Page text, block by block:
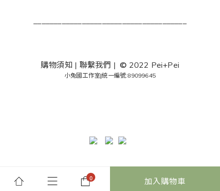
加入購物車
購物須知 | 聯繫我們 |© 2022 Pei+Pei
小兔國工作室|統一編號:89099645